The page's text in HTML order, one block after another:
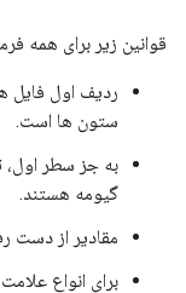
قوانین زیر برای همه
ردیف اول
ستون ها است.
به جز سطر اول،
گیومه هستند.
مقادیر از دست
برای انواع